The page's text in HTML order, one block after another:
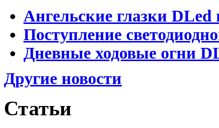
Ангельские глазки DLed
Поступление
Дневные ходовые огни
Другие новости
Статьи